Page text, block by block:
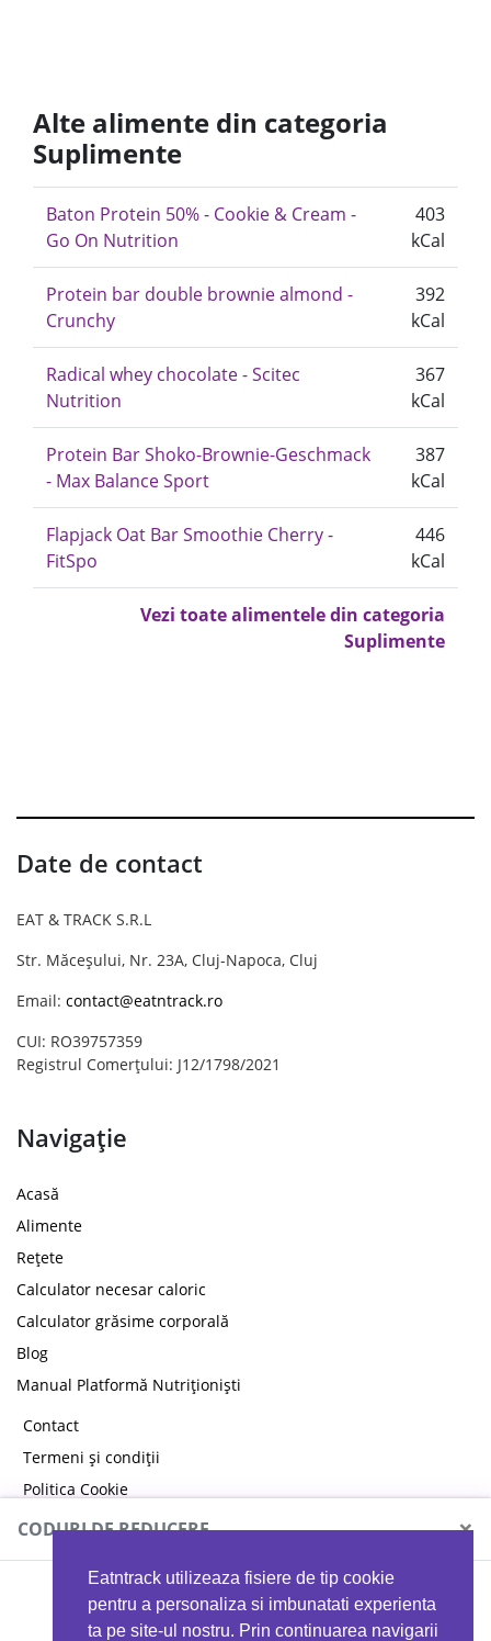
Eatntrack utilizeaza fisiere de tip cookie
pentru a personaliza si imbunatati experienta
ta pe site-ul nostru. Prin continuarea navigarii
Alte alimente din categoria
Suplimente
Baton Protein 50% - Cookie & Cream -
Go On Nutrition
403
kCal
Protein bar double brownie almond -
Crunchy
392
kCal
Radical whey chocolate - Scitec
Nutrition
367
kCal
Protein Bar Shoko-Brownie-Geschmack
- Max Balance Sport
387
kCal
Flapjack Oat Bar Smoothie Cherry -
FitSpo
446
kCal
Vezi toate alimentele din categoria
Suplimente
Date de contact
EAT & TRACK S.R.L
Str. Măceșului, Nr. 23A, Cluj-Napoca, Cluj
Email: contact@eatntrack.ro
CUI: RO39757359
Registrul Comerțului: J12/1798/2021
Navigație
Acasă
Alimente
Rețete
Calculator necesar caloric
Calculator grăsime corporală
Blog
Manual Platformă Nutriționiști
Contact
Termeni și condiții
Politica Cookie
Politica de confidențialitate
CODURI DE REDUCERE ×
MYPROTEIN